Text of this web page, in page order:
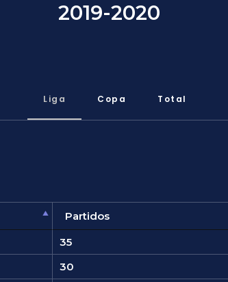
2019-2020
Liga Copa Total
Partidos
35
30